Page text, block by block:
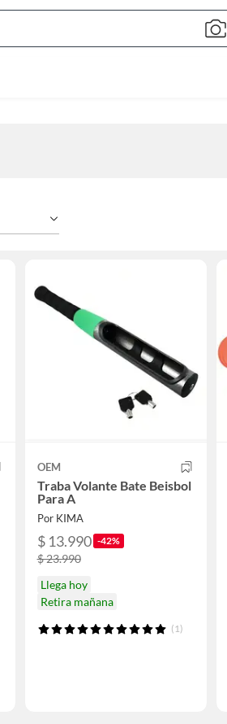
Bar
OEM
Traba Volante Bate Beisbol
Para A
Por KIMA
$ 13.990 -42%
$ 23.990
Llega hoy
Retira mañana
(1)